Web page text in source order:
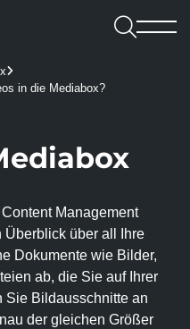

(GEO)

in die Mediabox?
Management
Über­blick über all Ihre
Dokumente wie Bilder,
ab, die Sie auf Ihrer
Sie Bild­aus­schnitte an
der gleichen Größer